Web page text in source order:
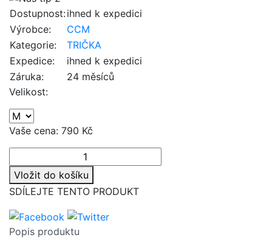
Dostupnost:ihned k expedici
Výrobce:
CCM
Kategorie:
TRIČKA
Expedice:
ihned k expedici
Záruka:
24 měsíců
Velikost:
Vaše cena: 790 Kč
Vložit do košíku
SDÍLEJTE TENTO PRODUKT
Popis produktu